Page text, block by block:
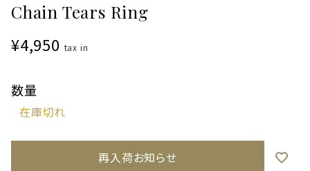
Chain Tears Ring
¥4,950 tax in
数量
再入荷お知らせ